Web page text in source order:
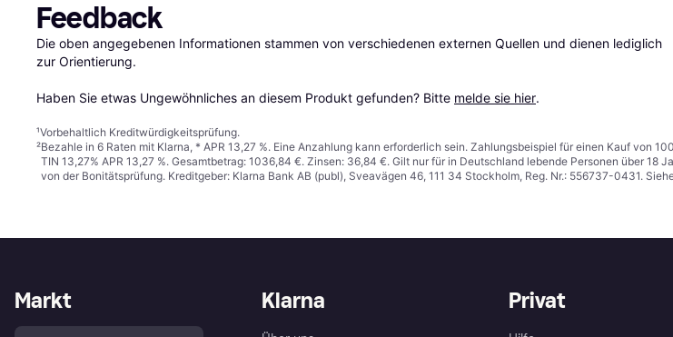
Feedback
Die oben angegebenen Informationen stammen von verschiedenen externen Quellen und dienen lediglich
zur Orientierung.
Haben Sie etwas Ungewöhnliches an diesem Produkt gefunden? Bitte melde sie hier.
¹Vorbehaltlich Kreditwürdigkeitsprüfung.
²Bezahle in 6 Raten mit Klarna, * APR 13,27 %. Eine Anzahlung kann erforderlich sein. Zahlungsbeispiel für einen Kauf von
TIN 13,27% APR 13,27 %. Gesamtbetrag: 1036,84 €. Zinsen: 36,84 €. Gilt nur für in Deutschland lebende Personen über
von der Bonitätsprüfung. Kreditgeber: Klarna Bank AB (publ), Sveavägen 46, 111 34 Stockholm, Reg. Nr.: 556737-0431.
Klarna Privat
Markt